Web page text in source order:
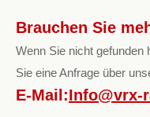
Brauchen Sie
Wenn Sie nicht gefunden
Sie eine Anfrage über
E-Mail:Info@vrx-